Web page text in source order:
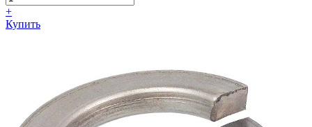
+
Купить